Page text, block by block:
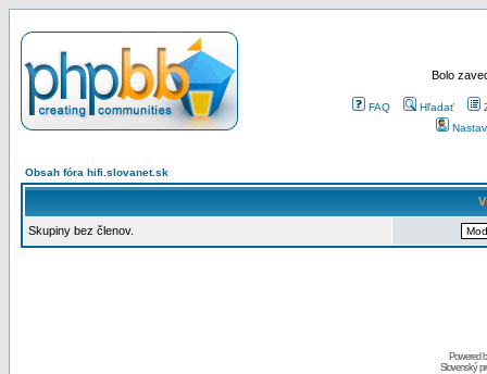
Bolo
FAQ Hľadať
Obsah fóra hifi.slovanet.sk
Skupiny bez členov.
Powered
Slovenský